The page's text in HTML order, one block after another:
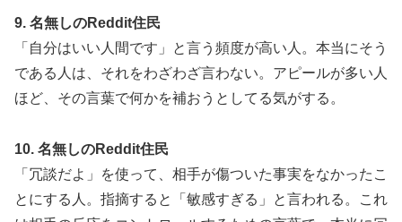
9. 名無しのReddit住民
「自分はいい人間です」と言う頻度が高い人。本当にそう
である人は、それをわざわざ言わない。アピールが多い人
ほど、その言葉で何かを補おうとしてる気がする。
10. 名無しのReddit住民
「冗談だよ」を使って、相手が傷ついた事実をなかったこ
とにする人。指摘すると「敏感すぎる」と言われる。これ